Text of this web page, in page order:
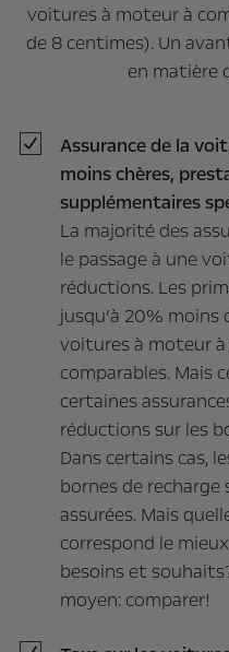
voitures à moteur à
de 8 centimes). Un
en matière
Assurance de la
moins chères,
supplémentaires
La majorité des
le passage à une
réductions. Les
jusqu’à 20% moins
voitures à moteur
comparables. Mais
certaines
réductions sur les
Dans certains cas,
bornes de
assurées. Mais
correspond le
besoins et
moyen: comparer!